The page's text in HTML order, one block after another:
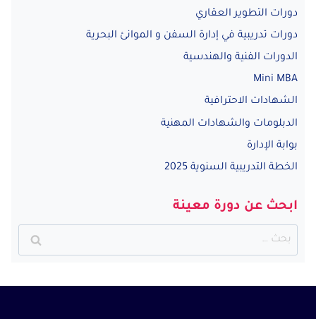
دورات التطوير العقاري
دورات تدريبية في إدارة السفن و الموانئ البحرية
الدورات الفنية والهندسية
Mini MBA
الشهادات الاحترافية
الدبلومات والشهادات المهنية
بوابة الإدارة
الخطة التدريبية السنوية 2025
ابحث عن دورة معينة
البحث
عن: